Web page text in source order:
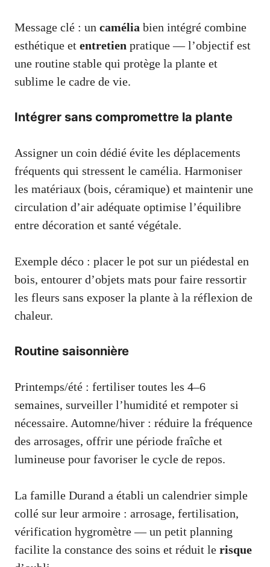
Message clé : un camélia bien intégré combine
esthétique et entretien pratique — l’objectif est
une routine stable qui protège la plante et
sublime le cadre de vie.
Intégrer sans compromettre la plante
Assigner un coin dédié évite les déplacements
fréquents qui stressent le camélia. Harmoniser
les matériaux (bois, céramique) et maintenir une
circulation d’air adéquate optimise l’équilibre
entre décoration et santé végétale.
Exemple déco : placer le pot sur un piédestal en
bois, entourer d’objets mats pour faire ressortir
les fleurs sans exposer la plante à la réflexion de
chaleur.
Routine saisonnière
Printemps/été : fertiliser toutes les 4–6
semaines, surveiller l’humidité et rempoter si
nécessaire. Automne/hiver : réduire la fréquence
des arrosages, offrir une période fraîche et
lumineuse pour favoriser le cycle de repos.
La famille Durand a établi un calendrier simple
collé sur leur armoire : arrosage, fertilisation,
vérification hygromètre — un petit planning
facilite la constance des soins et réduit le risque